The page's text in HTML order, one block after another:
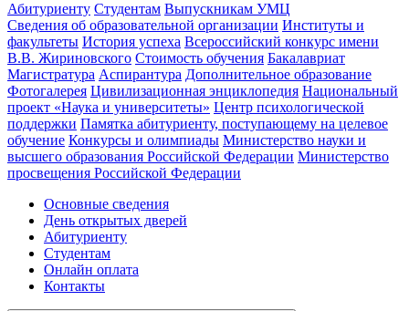
Абитуриенту Студентам Выпускникам УМЦ
Сведения об образовательной организации Институты и
факультеты История успеха Всероссийский конкурс имени
В.В. Жириновского Стоимость обучения Бакалавриат
Магистратура Аспирантура Дополнительное образование
Фотогалерея Цивилизационная энциклопедия Национальный
проект «Наука и университеты» Центр психологической
поддержки Памятка абитуриенту, поступающему на целевое
обучение Конкурсы и олимпиады Министерство науки и
высшего образования Российской Федерации Министерство
просвещения Российской Федерации
Основные сведения
День открытых дверей
Абитуриенту
Студентам
Онлайн оплата
Контакты